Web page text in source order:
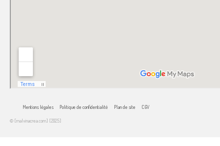
Mentions légales Politique de confidentialité Plan de site CGV
© [malvinacrea.com] [2025]